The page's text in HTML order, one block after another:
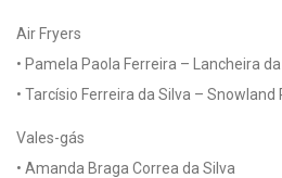
Air Fryers
• Pamela Paola Ferreira – Lancheira
• Tarcísio Ferreira da Silva –
Vales-gás
• Amanda Braga Correa da Silva